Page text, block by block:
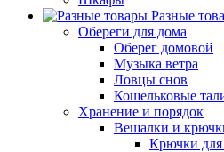
Разные
Обереги для дома
Оберег домовой
Музыка ветра
Ловцы снов
Кошельковые
Хранение и порядок
Вешалки и
Крючки для